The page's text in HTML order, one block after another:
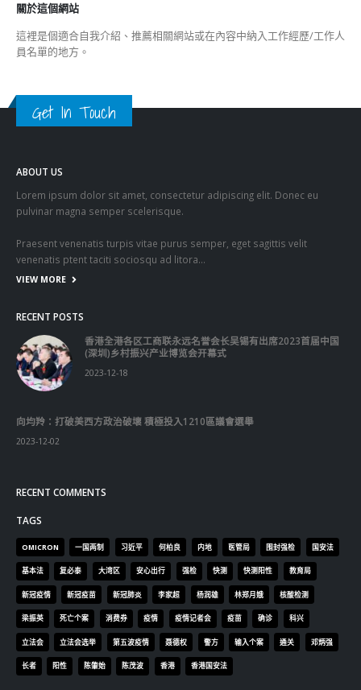
關於這個網站
這裡是個適合自我介紹、推薦相關網站或在內容中納入工作經歷/工作人
員名單的地方。
Get In Touch
ABOUT US
Lorem ipsum dolor sit amet, consectetur adipiscing elit. Donec eu
pulvinar magna semper scelerisque.
Praesent venenatis turpis vitae purus semper, eget sagittis velit
venenatis ptent taciti sociosqu ad litora…
VIEW MORE
RECENT POSTS
香港全港各区工商联永远名誉会长吴锡有出席2023首届中国
(深圳)乡村振兴产业博览会开幕式
2023-12-18
向均羚：打破美西方政治破壞 積極投入1210區議會選舉
2023-12-02
RECENT COMMENTS
TAGS
OMICRON 一国两制 习近平 何柏良 内地 医管局 围封强检 国安法
基本法 复必泰 大湾区 安心出行 强检 快测 快测阳性 教育局
新冠疫情 新冠疫苗 新冠肺炎 李家超 杨润雄 林郑月娥 核酸检测
梁振英 死亡个案 消费券 疫情 疫情记者会 疫苗 确诊 科兴
立法会 立法会选举 第五波疫情 聂德权 警方 输入个案 通关 邓炳强
长者 阳性 陈肇始 陈茂波 香港 香港国安法